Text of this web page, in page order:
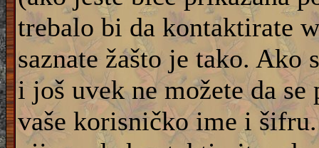
trebalo bi da kontaktirate
saznate žašto je tako. Ako
i još uvek ne možete da
vaše korisničko ime i